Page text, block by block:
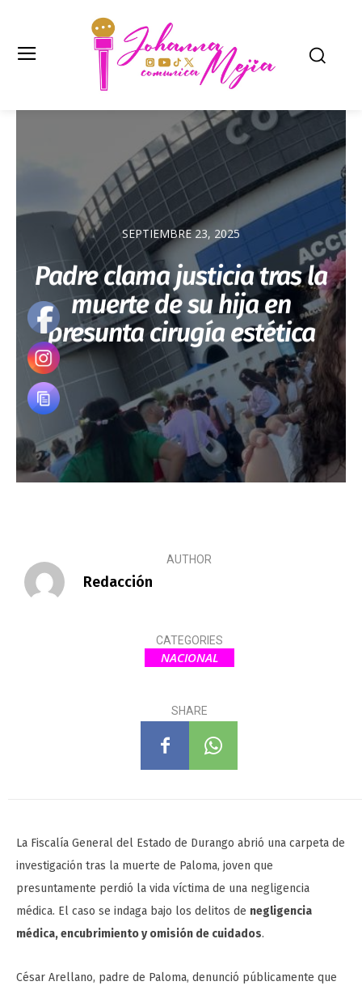
SEPTIEMBRE 23, 2025
Padre clama justicia tras la
muerte de su hija en
presunta cirugía estética
AUTHOR
Redacción
CATEGORIES
NACIONAL
SHARE
La Fiscalía General del Estado de Durango abrió una carpeta de
investigación tras la muerte de Paloma, joven que
presuntamente perdió la vida víctima de una negligencia
médica. El caso se indaga bajo los delitos de negligencia
médica, encubrimiento y omisión de cuidados.
César Arellano, padre de Paloma, denunció públicamente que